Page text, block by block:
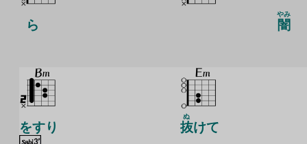
ら 闇
やみ
をすり 抜
ぬ
けて